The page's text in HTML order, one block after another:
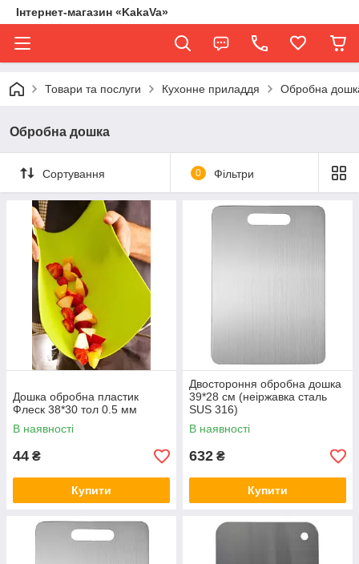
Інтернет-магазин «KakaVa»
Товари та послуги Кухонне приладдя Обробна
Обробна дошка
Сортування 0 Фільтри
Дошка обробна пластик
Флеск 38*30 тол 0.5 мм
В наявності
44 ₴
Купити
Двостороння обробна дошка
39*28 см (неіржавка сталь
SUS 316)
В наявності
632 ₴
Купити